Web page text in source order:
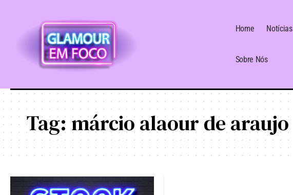
Home Notícias
Sobre Nós
Tag: márcio alaour de araujo